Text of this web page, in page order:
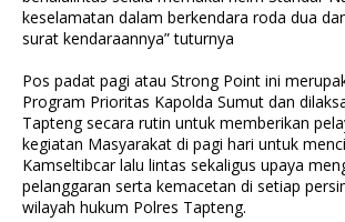
keselamatan dalam berkendara roda dua
surat kendaraannya” tuturnya
Pos padat pagi atau Strong Point ini
Program Prioritas Kapolda Sumut dan
Tapteng secara rutin untuk memberikan
kegiatan Masyarakat di pagi hari untuk
Kamseltibcar lalu lintas sekaligus upaya
pelanggaran serta kemacetan di setiap
wilayah hukum Polres Tapteng.